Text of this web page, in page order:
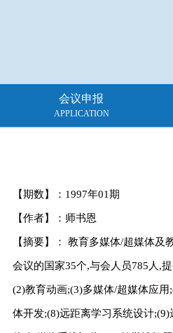
会议申报
APPLICATION
【期数】： 1997年01期
【作者】：师书恩
【摘要】： 教育多媒体/超媒体
会议的国家35个,与会人员785人,
(2)教育动画;(3)多媒体/超媒体应
体开发;(8)远距离学习系统设计